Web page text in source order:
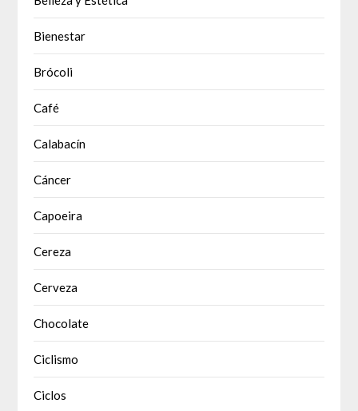
Bienestar
Brócoli
Café
Calabacín
Cáncer
Capoeira
Cereza
Cerveza
Chocolate
Ciclismo
Ciclos